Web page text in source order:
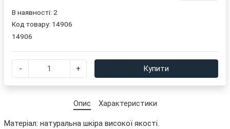
Опис Характеристики
Матеріал: натуральна шкіра високої якості.
В наявності: 2
Код товару: 14906
14906
- + Купити